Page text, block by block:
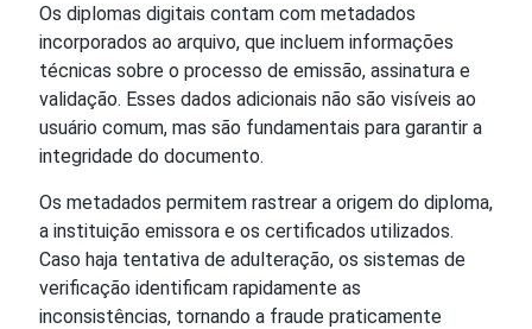
Os diplomas digitais contam com metadados
incorporados ao arquivo, que incluem informações
técnicas sobre o processo de emissão, assinatura e
validação. Esses dados adicionais não são visíveis ao
usuário comum, mas são fundamentais para garantir a
integridade do documento.
Os metadados permitem rastrear a origem do diploma,
a instituição emissora e os certificados utilizados.
Caso haja tentativa de adulteração, os sistemas de
verificação identificam rapidamente as
inconsistências, tornando a fraude praticamente